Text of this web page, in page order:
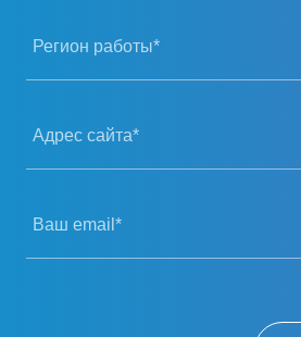
Регион работы*
Адрес сайта*
Ваш email*